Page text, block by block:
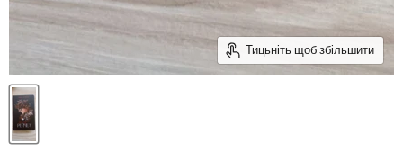
Тицьніть щоб збільшити